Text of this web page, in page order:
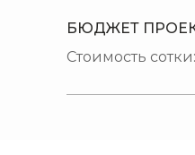
БЮДЖЕТ
Стоимость